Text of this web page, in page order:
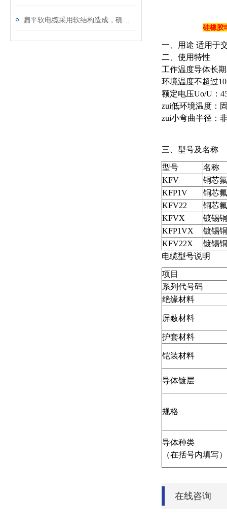
硅橡胶
一、用途 适用于
二、使用特性
工作温度导体长
环境温度不超过
额定电压Uo/U：
zui低环境温度：
zui小弯曲半径：
三、型号及名称
型号
名称
KFV
铜芯
KFP1V
铜芯
KFV22
铜芯
KFVX
镀锡
KFP1VX
镀锡
KFV22X
镀锡
电缆型号说明
项目
系列代号码
绝缘材料
屏蔽材料
护套材料
铠装材料
导体镀层
规格
导体种类
（在括号内填写）
在线咨询